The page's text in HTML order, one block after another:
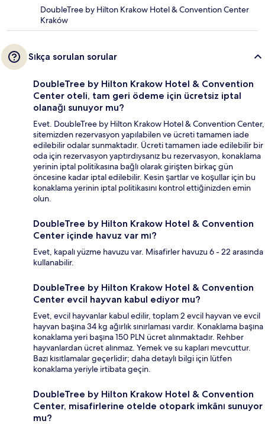
DoubleTree by Hilton Krakow Hotel & Convention Center
Kraków
Sıkça sorulan sorular
DoubleTree by Hilton Krakow Hotel & Convention
Center oteli, tam geri ödeme için ücretsiz iptal
olanağı sunuyor mu?
Evet. DoubleTree by Hilton Krakow Hotel & Convention Center,
sitemizden rezervasyon yapılabilen ve ücreti tamamen iade
edilebilir odalar sunmaktadır. Ücreti tamamen iade edilebilir bir
oda için rezervasyon yaptırdıysanız bu rezervasyon, konaklama
yerinin iptal politikasına bağlı olarak girişten birkaç gün
öncesine kadar iptal edilebilir. Kesin şartlar ve koşullar için bu
konaklama yerinin iptal politikasını kontrol ettiğinizden emin
olun.
DoubleTree by Hilton Krakow Hotel & Convention
Center içinde havuz var mı?
Evet, kapalı yüzme havuzu var. Misafirler havuzu 6 - 22 arasında
kullanabilir.
DoubleTree by Hilton Krakow Hotel & Convention
Center evcil hayvan kabul ediyor mu?
Evet, evcil hayvanlar kabul edilir, toplam 2 evcil hayvan ve evcil
hayvan başına 34 kg ağırlık sınırlaması vardır. Konaklama başına
konaklama yeri başına 150 PLN ücret alınmaktadır. Rehber
hayvanlardan ücret alınmaz. Yemek ve su kapları mevcuttur.
Bazı kısıtlamalar geçerlidir; daha detaylı bilgi için lütfen
konaklama yeriyle irtibata geçin.
DoubleTree by Hilton Krakow Hotel & Convention
Center, misafirlerine otelde otopark imkânı sunuyor
mu?